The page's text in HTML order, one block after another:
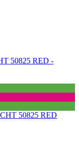
50825 RED -